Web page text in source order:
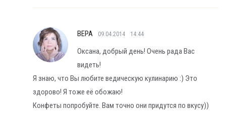
ВЕРА 09.04.2014 14:44
Оксана, добрый день! Очень рада Вас
видеть!
Я знаю, что Вы любите ведическую кулинарию :) Это
здорово! Я тоже её обожаю!
Конфеты попробуйте. Вам точно они придутся по вкусу))